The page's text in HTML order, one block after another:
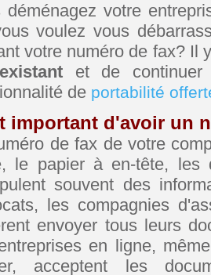
déménagez votre
voulez vous
votre numéro de fax? Il
et de continuer
de portabilité
important d'avoir un
de fax de votre
le papier à en-tête, les
souvent des
les compagnies
envoyer tous leurs
en ligne,
acceptent les